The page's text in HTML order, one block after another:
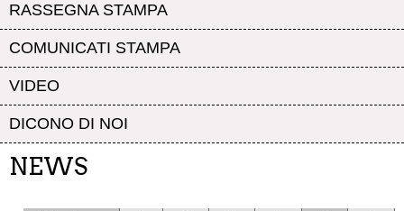
RASSEGNA STAMPA
COMUNICATI STAMPA
VIDEO
DICONO DI NOI
NEWS